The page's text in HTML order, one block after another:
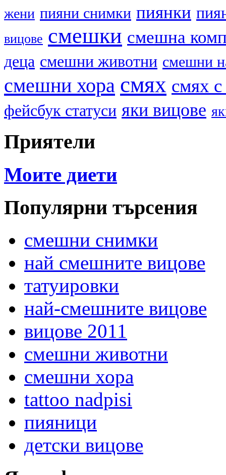
жени пияни снимки пиянки
вицове смешки смешна
деца смешни животни смешни
смешни хора смях смях
фейсбук статуси яки вицове
Приятели
Моите диети
Популярни търсения
смешни снимки
най смешните вицове
татуировки
най-смешните вицове
вицове 2011
смешни животни
смешни хора
tattoo nadpisi
пияници
детски вицове